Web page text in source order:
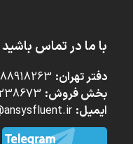
با ما در تماس باشید
دفتر تهران:
بخش فروش:
ایمیل: